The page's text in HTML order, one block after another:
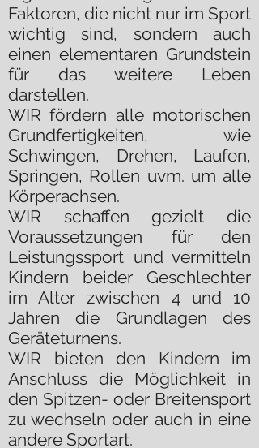
Faktoren, die nicht nur im Sport
wichtig sind, sondern auch
einen elementaren Grundstein
für das weitere Leben
darstellen.
WIR fördern alle motorischen
Grundfertigkeiten, wie
Schwingen, Drehen, Laufen,
Springen, Rollen uvm. um alle
Körperachsen.
WIR schaffen gezielt die
Voraussetzungen für den
Leistungssport und vermitteln
Kindern beider Geschlechter
im Alter zwischen 4 und 10
Jahren die Grundlagen des
Geräteturnens.
WIR bieten den Kindern im
Anschluss die Möglichkeit in
den Spitzen- oder Breitensport
zu wechseln oder auch in eine
andere Sportart.